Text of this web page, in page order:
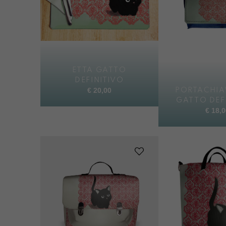
DEFINITIVO
€ 20,00
GATTO
€